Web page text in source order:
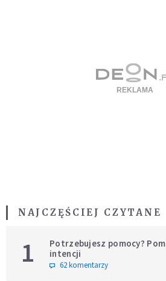
NAJCZĘŚCIEJ CZYTANE
1
Potrzebujesz pomocy?
intencji
62 komentarzy